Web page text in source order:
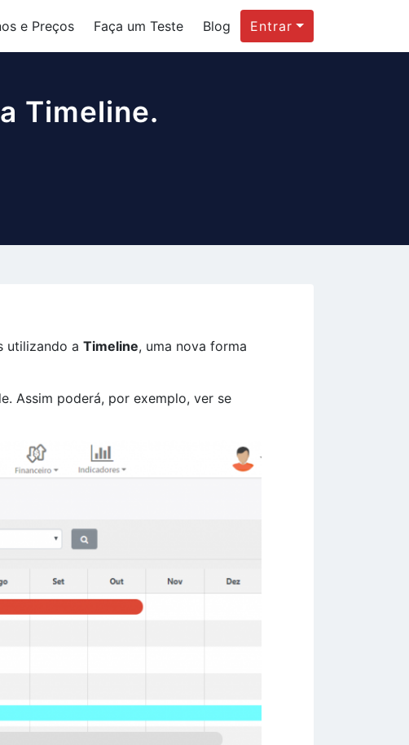
e Preços Faça um Teste Blog Entrar
Timeline.
utilizando a Timeline, uma nova forma
Assim poderá, por exemplo, ver se